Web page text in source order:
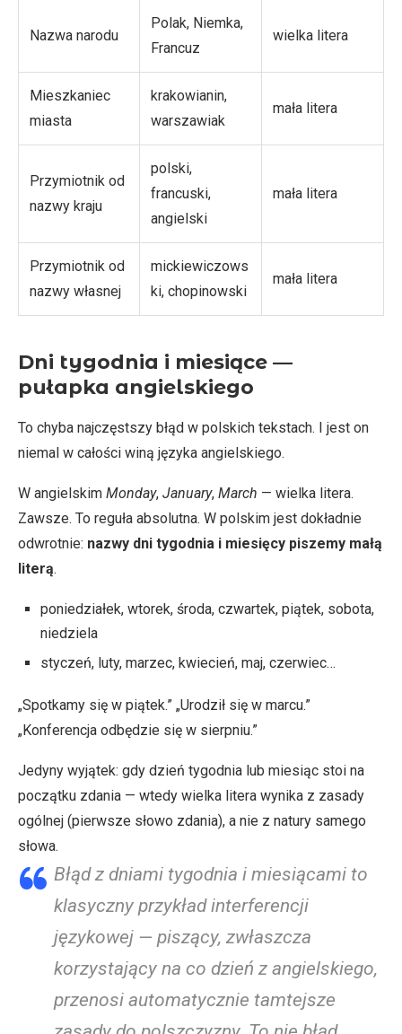
Nazwa narodu
Polak, Niemka,
Francuz
wielka litera
Mieszkaniec
miasta
krakowianin,
warszawiak
mała litera
Przymiotnik od
nazwy kraju
polski,
francuski,
angielski
mała litera
Przymiotnik od
nazwy własnej
mickiewiczows
ki, chopinowski
mała litera
Dni tygodnia i miesiące —
pułapka angielskiego
To chyba najczęstszy błąd w polskich tekstach. I jest on
niemal w całości winą języka angielskiego.
W angielskim Monday, January, March — wielka litera.
Zawsze. To reguła absolutna. W polskim jest dokładnie
odwrotnie: nazwy dni tygodnia i miesięcy piszemy małą
literą.
poniedziałek, wtorek, środa, czwartek, piątek, sobota,
niedziela
styczeń, luty, marzec, kwiecień, maj, czerwiec…
„Spotkamy się w piątek.” „Urodził się w marcu.”
„Konferencja odbędzie się w sierpniu.”
Jedyny wyjątek: gdy dzień tygodnia lub miesiąc stoi na
początku zdania — wtedy wielka litera wynika z zasady
ogólnej (pierwsze słowo zdania), a nie z natury samego
słowa.
Błąd z dniami tygodnia i miesiącami to
klasyczny przykład interferencji
językowej — piszący, zwłaszcza
korzystający na co dzień z angielskiego,
przenosi automatycznie tamtejsze